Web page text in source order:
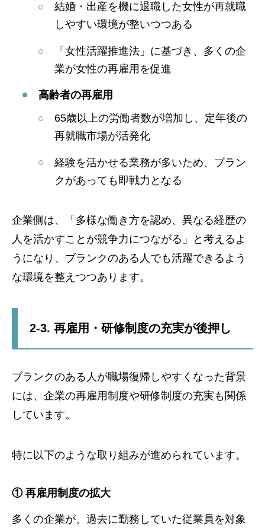
結婚・出産を機に退職した女性が再就職
しやすい環境が整いつつある
「女性活躍推進法」に基づき、多くの企
業が女性の再雇用を促進
高齢者の再雇用
65歳以上の労働者数が増加し、定年後の
再就職市場が活発化
経験を活かせる業務が多いため、ブラン
クがあっても即戦力となる
企業側は、「多様な働き方を認め、異なる経歴の
人を活かすことが競争力につながる」と考えるよ
うになり、ブランクのある人でも活躍できるよう
な環境を整えつつあります。
2-3. 再雇用・研修制度の充実が後押し
ブランクのある人が職場復帰しやすくなった背景
には、企業の再雇用制度や研修制度の充実も関係
しています。
特に以下のような取り組みが進められています。
① 再雇用制度の拡大
多くの企業が、過去に勤務していた従業員を対象